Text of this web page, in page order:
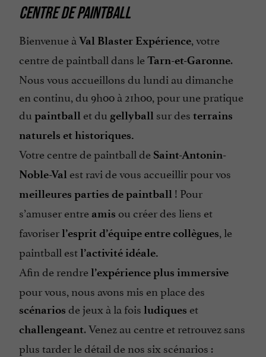
CENTRE DE PAINTBALL
Bienvenue à Val Blaster Expérience, votre
centre de paintball dans leTarn-et-Garonne.
Nous vous accueillons du lundi au dimanche
en continu, du 9h00 à 21h00, pour une pratique
du paintball et du gellyball sur des terrains
naturels et historiques.
Votre centre de paintball de Saint-Antonin-
Noble-Val est ravi de vous accueillir pour vos
meilleures parties de paintball ! Pour
s’amuser entre amis ou créer des liens et
favoriserl’esprit d’équipe entre collègues, le
paintball estl’activité idéale.
Afin de rendrel’expérience plus immersive
pour vous, nous avons mis en place des
scénarios de jeux à la fois ludiques et
challengeant. Venez au centre et retrouvez sans
plus tarder le détail de nos six scénarios :